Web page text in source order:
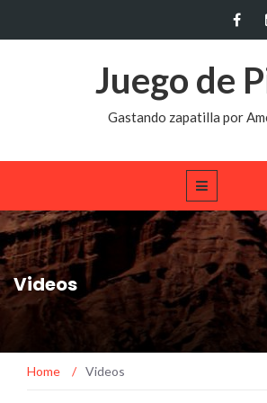
Juego de
Gastando zapatilla por
Videos
Home / Videos